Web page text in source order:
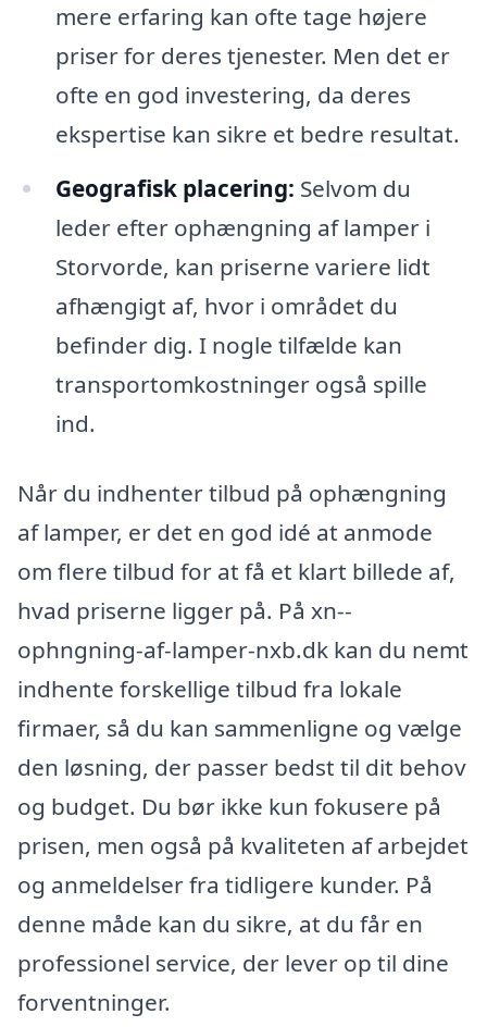
mere erfaring kan ofte tage højere
priser for deres tjenester. Men det er
ofte en god investering, da deres
ekspertise kan sikre et bedre resultat.
Geografisk placering: Selvom du
leder efter ophængning af lamper i
Storvorde, kan priserne variere lidt
afhængigt af, hvor i området du
befinder dig. I nogle tilfælde kan
transportomkostninger også spille
ind.
Når du indhenter tilbud på ophængning
af lamper, er det en god idé at anmode
om flere tilbud for at få et klart billede af,
hvad priserne ligger på. På xn--
ophngning-af-lamper-nxb.dk kan du nemt
indhente forskellige tilbud fra lokale
firmaer, så du kan sammenligne og vælge
den løsning, der passer bedst til dit behov
og budget. Du bør ikke kun fokusere på
prisen, men også på kvaliteten af arbejdet
og anmeldelser fra tidligere kunder. På
denne måde kan du sikre, at du får en
professionel service, der lever op til dine
forventninger.